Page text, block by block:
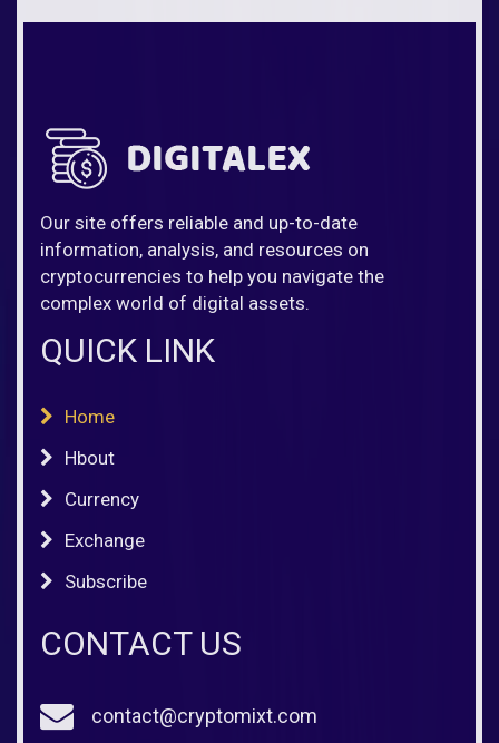
Our site offers reliable and up-to-date
information, analysis, and resources on
cryptocurrencies to help you navigate the
complex world of digital assets.
QUICK LINK
Home
Hbout
Currency
Exchange
Subscribe
CONTACT US
contact@cryptomixt.com